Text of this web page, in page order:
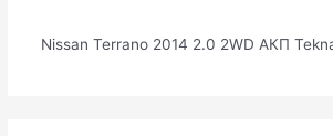
Nissan Terrano 2014 2.0 2WD АКП